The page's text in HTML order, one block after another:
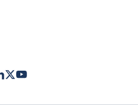
TwitterYoutube